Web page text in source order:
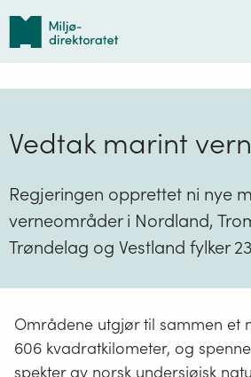
Tilbake
forsiden
Vedtak marint
Regjeringen opprettet ni nye
verneområder i Nordland,
Trøndelag og Vestland fylker
Områdene utgjør til sammen et
606 kvadratkilometer, og
spekter av norsk undersjøisk